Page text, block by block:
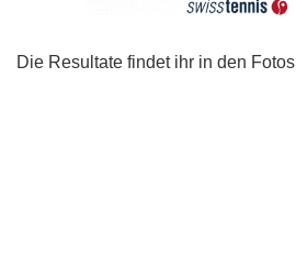
Die Resultate findet ihr in den Fotos